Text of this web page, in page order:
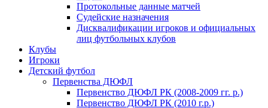
Протокольные данные матчей
Судейские назначения
Дисквалификации игроков и официальных
лиц футбольных клубов
Клубы
Игроки
Детский футбол
Первенства ДЮФЛ
Первенство ДЮФЛ РК (2008-2009 гг. р.)
Первенство ДЮФЛ РК (2010 г.р.)